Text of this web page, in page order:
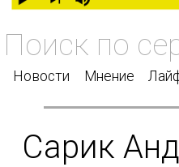
Новости Мнение
Сарик